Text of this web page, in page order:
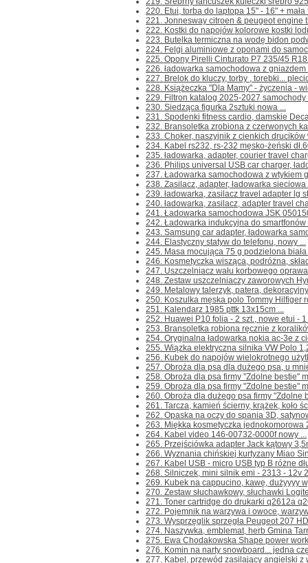
220. Etui, torba do laptopa 15" - 16" + mała
221. Jonnesway citroen & peugeot engine
222. Kostki do napojów kolorowe kostki
223. Butelka termiczna na wodę bidon
224. Felgi aluminiowe z oponami do
225. Opony Pirelli Cinturato P7 235/45
226. ładowarka samochodowa z
227. Brelok do kluczy, torby , torebki...
228. Książeczka "Dla Mamy" - życzenia -
229. Filtron katalog 2025-2027
230. Siedząca figurka 2sztuki nowa ...
231. Spodenki fitness cardio, damskie
232. Bransoletka zrobiona z czerwonych
233. Choker, naszyjnik z cienkich drucików
234. Kabel rs232, rs-232 męsko-żeński
235. ładowarka, adapter, courier travel
236. Philips universal USB car charger,
237. Ładowarka samochodowa z wtykiem
238. Zasilacz, adapter, ładowarka
239. ładowarka, zasilacz travel adapter lg
240. ładowarka, zasilacz, adapter travel
241. Ładowarka samochodowa JSK
242. Ładowarka indukcyjna do
243. Samsung car adapter, ładowarka
244. Elastyczny statyw do telefonu, nowy ...
245. Masa mocująca 75 g podzielona
246. Kosmetyczka wisząca, podróżna,
247. Uszczelniacz wału korbowego
248. Zestaw uszczelniaczy zaworowych
249. Metalowy talerzyk, patera,
250. Koszulka męska polo Tommy Hilfiger
251. Kalendarz 1985 pttk 13x15cm ...
252. Huawei P10 folia - 2 szt., nowe etui -
253. Bransoletka robiona ręcznie z
254. Oryginalna ładowarka nokia ac-3e z
255. Wiązka elektryczna silnika VW Polo
256. Kubek do napojów wielokrotnego
257. Obroża dla psa dla dużego psa, u
258. Obroża dla psa firmy "Zdolne bestie"
259. Obroża dla psa firmy "Zdolne bestie"
260. Obroża dla dużego psa firmy "Zdolne
261. Tarcza, kamień ścierny, krążek, koło
262. Opaska na oczy do spania 3D,
263. Miękka kosmetyczka jednokomorowa
264. Kabel video 146-00732-0000f nowy ...
265. Przejściówka adapter Jack kątowy
266. Wyznania chińskiej kurtyzany Miao
267. Kabel USB - micro USB typ B różne
268. Silniczek, mini silnik emi - 2313 - 12v
269. Kubek na cappucino, kawę, dużyyyy
270. Zestaw słuchawkowy, słuchawki
271. Toner cartridge do drukarki q2612a
272. Pojemnik na warzywa i owoce,
273. Wysprzęglik sprzęgła Peugeot 207
274. Naszywka, emblemat, herb Gmina
275. Ewa Chodakowska Shape power
276. Komin na narty snowboard... jedna
277. Kabel, przewód zasilający angielski z